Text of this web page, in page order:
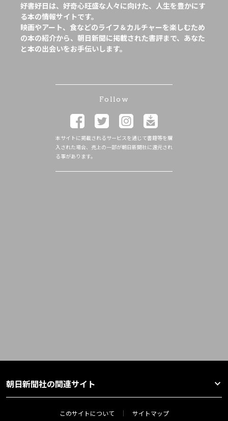
好書好日は、好奇心旺盛な人々に向けた、人生を豊かにす
る本の情報サイトです。
映画やアート、食などのライフ＆カルチャーを楽しむため
の本の紹介から、朝日新聞に掲載された書評まで、あなた
と本の出会いをお手伝いします。
Follow
本サイトに掲載されるサービスを通じて書籍等を購
入された場合、売上の一部が朝日新聞社に還元され
る事があります。
朝日新聞社の関連サイト
このサイトについて サイトマップ